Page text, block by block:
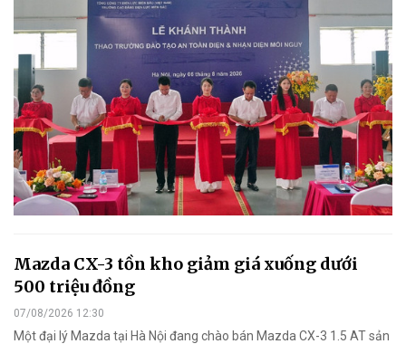
Mazda CX-3 tồn kho giảm giá xuống dưới
500 triệu đồng
07/08/2026 12:30
Một đại lý Mazda tại Hà Nội đang chào bán Mazda CX-3 1.5 AT sản